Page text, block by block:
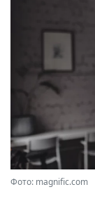
Фото: magnific.com